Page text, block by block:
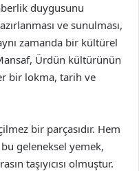
duygusunu
ve sunulması,
zamanda bir kültürel
Ürdün kültürünün
bir lokma, tarih ve
bir parçasıdır. Hem
geleneksel yemek,
taşıyıcısı olmuştur.